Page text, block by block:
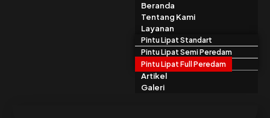
Beranda
Tentang Kami
Layanan
Pintu Lipat Standart
Pintu Lipat Semi Peredam
Pintu Lipat Full Peredam
Artikel
Galeri